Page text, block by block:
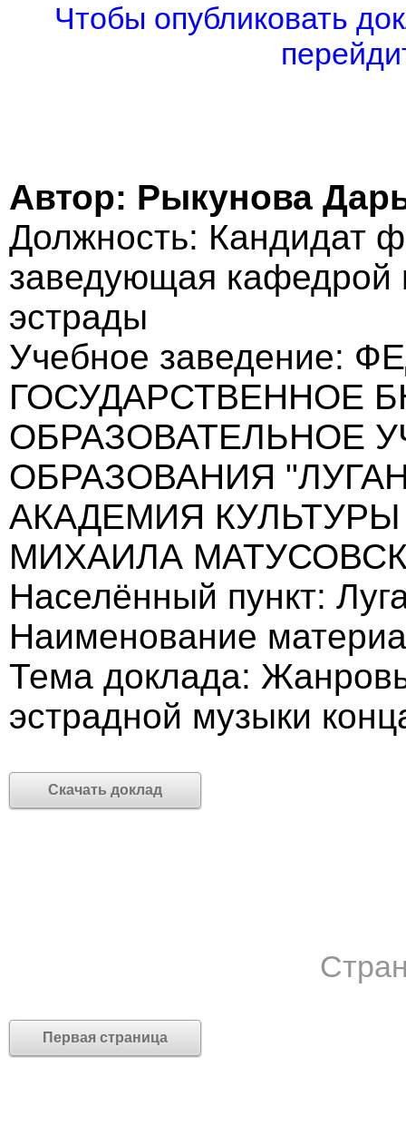
Чтобы опубликовать
Автор: Рыкунова
Должность: Кандидат
заведующая кафедрой
эстрады
Учебное заведение:
ГОСУДАРСТВЕННОЕ
ОБРАЗОВАТЕЛЬНОЕ
ОБРАЗОВАНИЯ
АКАДЕМИЯ
МИХАИЛА
Населённый пункт:
Наименование
Тема доклада:
эстрадной музыки
Скачать доклад
Первая страница